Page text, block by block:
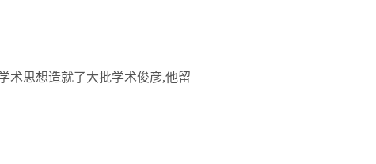
术思想造就了大批学术俊彦,他留